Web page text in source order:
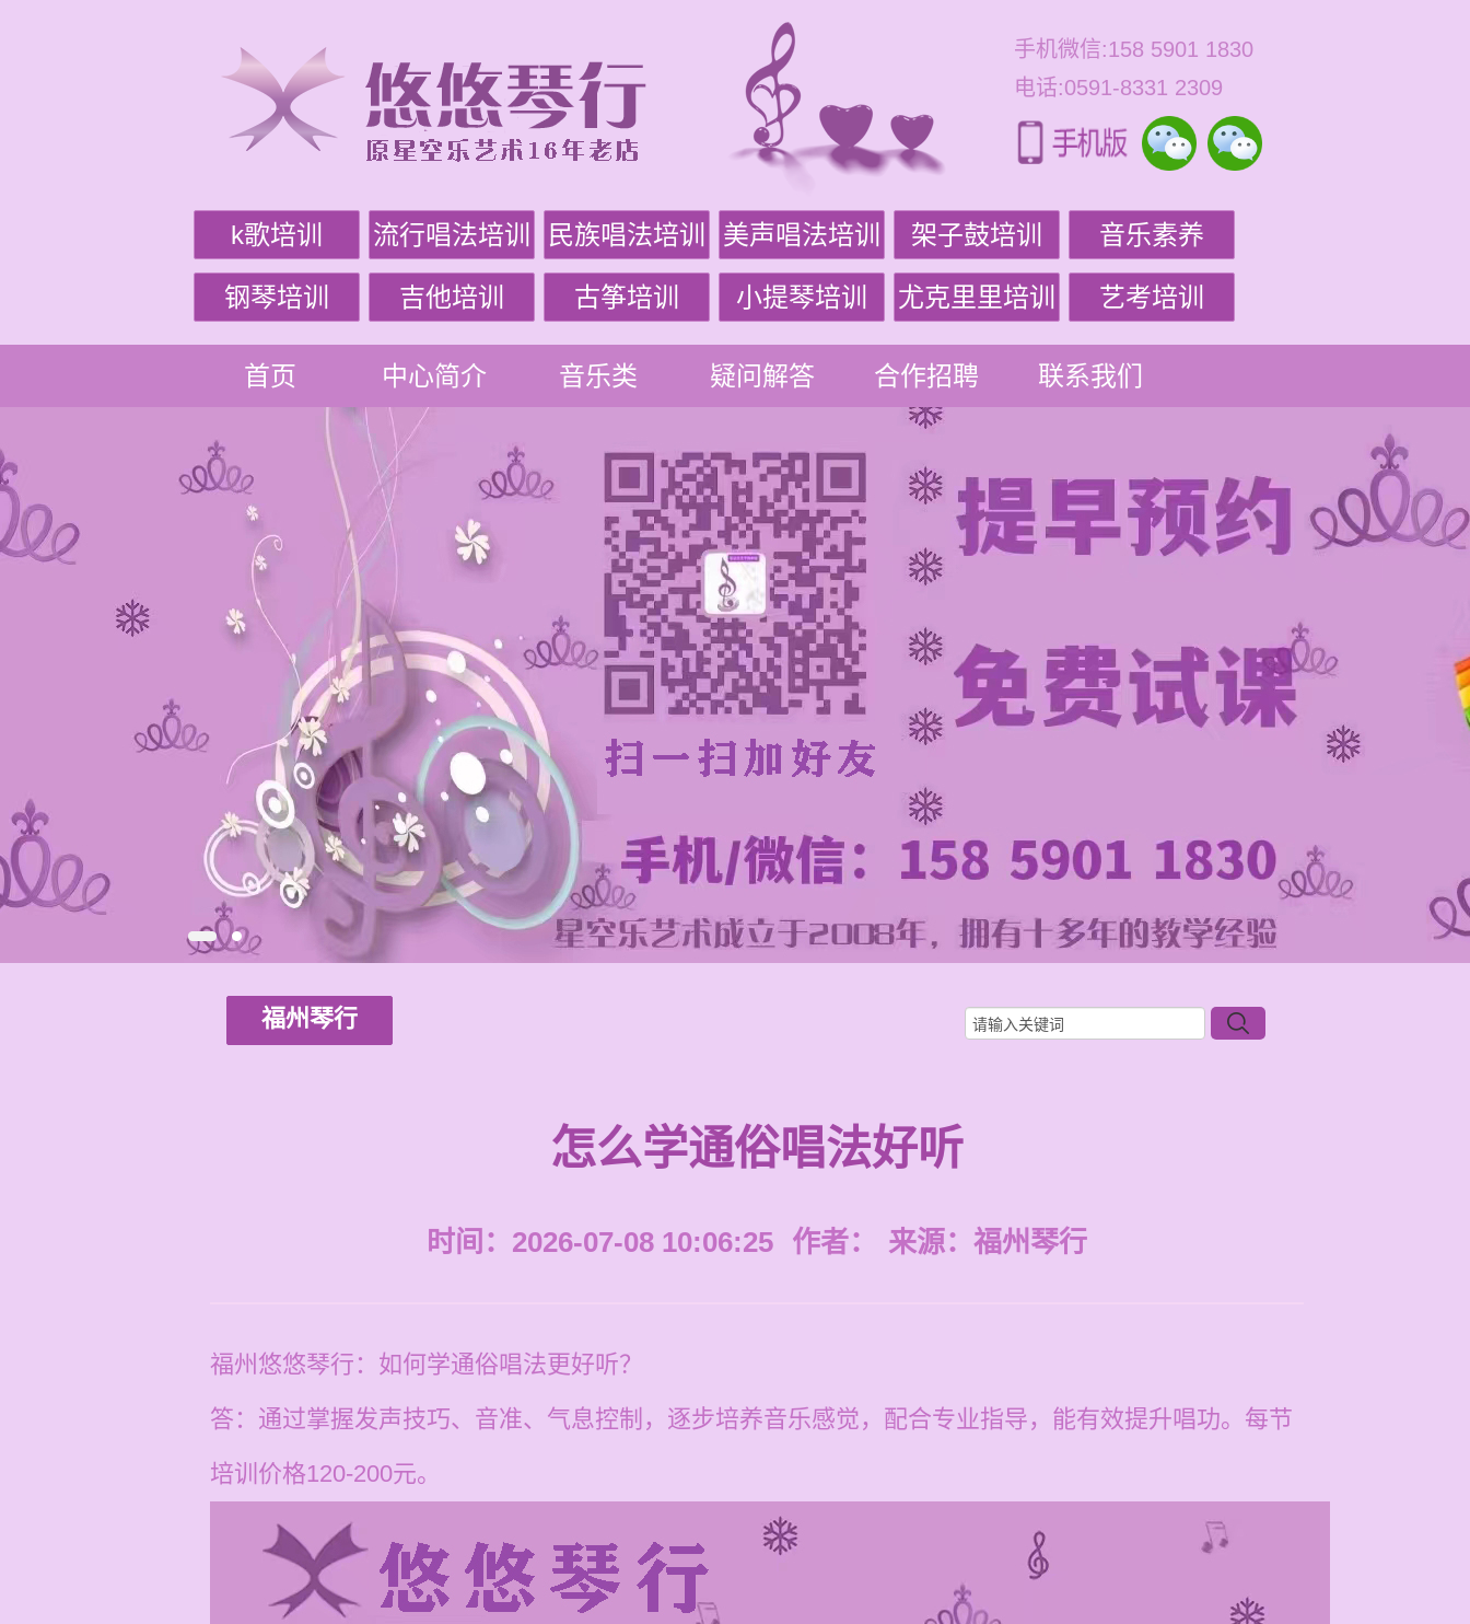
手机微信:158 5901 1830
电话:0591-8331 2309
k歌培训 流行唱法培训 民族唱法培训 美声唱法培训 架子鼓培训 音乐素养
钢琴培训 吉他培训 古筝培训 小提琴培训 尤克里里培训 艺考培训
首页 中心简介 音乐类 疑问解答 合作招聘 联系我们
福州琴行
怎么学通俗唱法好听
时间：2026-07-08 10:06:25 作者： 来源： 福州琴行
福州悠悠琴行：如何学通俗唱法更好听？
答：通过掌握发声技巧、音准、气息控制，逐步培养音乐感觉，配合专业指导，能有效提升唱功。每节
培训价格120-200元。